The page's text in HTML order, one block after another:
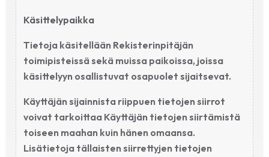
Käsittelypaikka
Tietoja käsitellään Rekisterinpitäjän
toimipisteissä sekä muissa paikoissa, joissa
käsittelyyn osallistuvat osapuolet sijaitsevat.
Käyttäjän sijainnista riippuen tietojen siirrot
voivat tarkoittaa Käyttäjän tietojen siirtämistä
toiseen maahan kuin hänen omaansa.
Lisätietoja tällaisten siirrettyjen tietojen